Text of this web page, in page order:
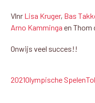
Vlnr Lisa Kruger, Bas
Arno Kamminga en Thom
Onwijs veel succes!!
2021Olympische Spelen